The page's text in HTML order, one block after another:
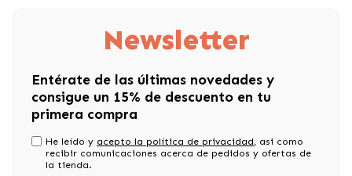
Newsletter
Entérate de las últimas novedades y
consigue un 15% de descuento en tu
primera compra
He leído y acepto la política de privacidad, asi como
recibir comunicaciones acerca de pedidos y ofertas de
la tienda.